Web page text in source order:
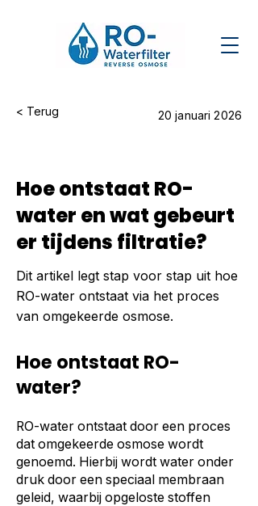
< Terug 20 januari 2026
Hoe ontstaat RO-
water en wat gebeurt
er tijdens filtratie?
Dit artikel legt stap voor stap uit hoe
RO-water ontstaat via het proces
van omgekeerde osmose.
Hoe ontstaat RO-
water?
RO-water ontstaat door een proces
dat omgekeerde osmose wordt
genoemd. Hierbij wordt water onder
druk door een speciaal membraan
geleid, waarbij opgeloste stoffen